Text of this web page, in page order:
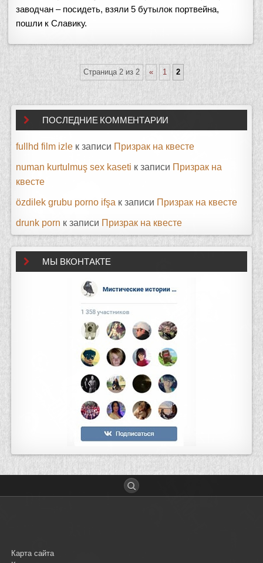
заводчан – посидеть, взяли 5 бутылок портвейна,
пошли к Славику.
Страница 2 из 2 « 1 2
ПОСЛЕДНИЕ КОММЕНТАРИИ
fullhd film izle к записи Призрак на квесте
numan kurtulmuş sex kaseti к записи Призрак на
квесте
özdilek grubu porno ifşa к записи Призрак на квесте
drunk porn к записи Призрак на квесте
МЫ ВКОНТАКТЕ
Карта сайта